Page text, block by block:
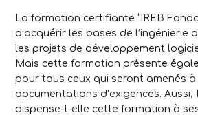
La formation certifiante “IREB
d’acquérir les bases de l’ingénierie
les projets de développement
Mais cette formation présente
pour tous ceux qui seront amenés
documentations d’exigences. Aussi,
dispense-t-elle cette formation à